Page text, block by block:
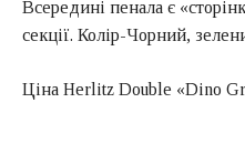
Всередині пенала є
секції. Колір-Чорний,
Ціна Herlitz Double «Dino